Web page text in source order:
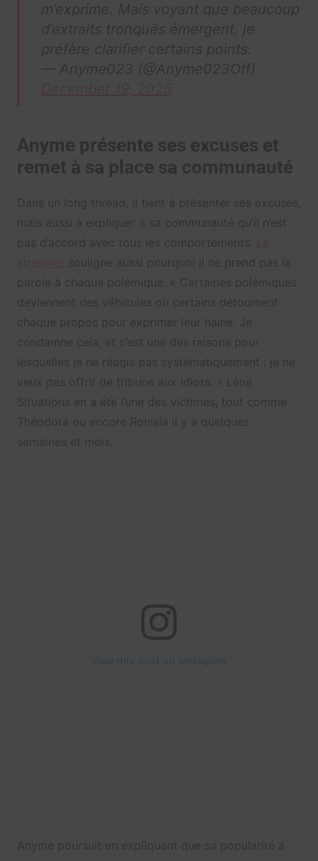
m’exprime. Mais voyant que beaucoup
d’extraits tronqués émergent, je
préfère clarifier certains points.
— Anyme023 (@Anyme023Off)
Anyme présente ses excuses et
remet à sa place sa communauté
Dans un long thread, il tient à présenter ses excuses,
mais aussi à expliquer à sa communauté qu’il n’est
pas d’accord avec tous les comportements.
souligne aussi pourquoi il ne prend pas la
parole à chaque polémique. « Certaines polémiques
deviennent des véhicules où certains détournent
chaque propos pour exprimer leur haine. Je
condamne cela, et c’est une des raisons pour
lesquelles je ne réagis pas systématiquement : je ne
veux pas offrir de tribune aux idiots. » Léna
Situations en a été l’une des victimes, tout comme
Théodora ou encore Ronisia il y a quelques
semaines et mois.
Anyme poursuit en expliquant que sa popularité a